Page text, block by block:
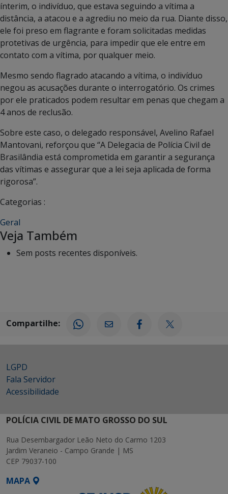
ínterim, o indivíduo, que estava seguindo a vítima a
distância, a atacou e a agrediu no meio da rua. Diante disso,
ele foi preso em flagrante e foram solicitadas medidas
protetivas de urgência, para impedir que ele entre em
contato com a vítima, por qualquer meio.
Mesmo sendo flagrado atacando a vítima, o indivíduo
negou as acusações durante o interrogatório. Os crimes
por ele praticados podem resultar em penas que chegam a
4 anos de reclusão.
Sobre este caso, o delegado responsável, Avelino Rafael
Mantovani, reforçou que “A Delegacia de Polícia Civil de
Brasilândia está comprometida em garantir a segurança
das vítimas e assegurar que a lei seja aplicada de forma
rigorosa”.
Categorias :
Geral
Veja Também
Sem posts recentes disponíveis.
Compartilhe:
LGPD
Fala Servidor
Acessibilidade
POLÍCIA CIVIL DE MATO GROSSO DO SUL
Rua Desembargador Leão Neto do Carmo 1203
Jardim Veraneio - Campo Grande | MS
CEP 79037-100
MAPA